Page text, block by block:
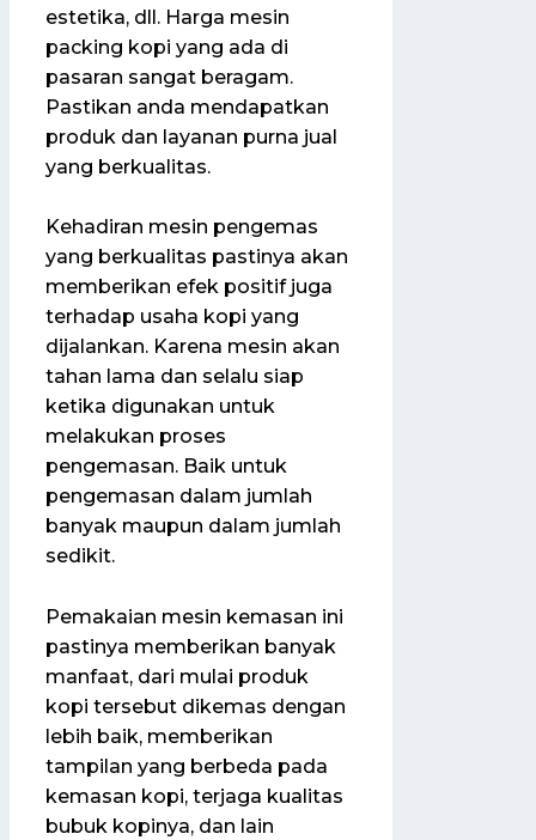
estetika, dll. Harga mesin
packing kopi yang ada di
pasaran sangat beragam.
Pastikan anda mendapatkan
produk dan layanan purna jual
yang berkualitas.
Kehadiran mesin pengemas
yang berkualitas pastinya akan
memberikan efek positif juga
terhadap usaha kopi yang
dijalankan. Karena mesin akan
tahan lama dan selalu siap
ketika digunakan untuk
melakukan proses
pengemasan. Baik untuk
pengemasan dalam jumlah
banyak maupun dalam jumlah
sedikit.
Pemakaian mesin kemasan ini
pastinya memberikan banyak
manfaat, dari mulai produk
kopi tersebut dikemas dengan
lebih baik, memberikan
tampilan yang berbeda pada
kemasan kopi, terjaga kualitas
bubuk kopinya, dan lain